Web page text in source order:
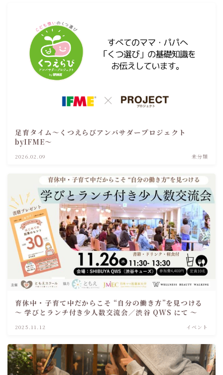
足育タイム～くつえらびアンバサダープロジェクト
byIFME～
2026.02.09 未分類
育休中・子育て中だからこそ “自分の働き方”を見つける
～ 学びとランチ付き少人数交流会／渋谷 QWS にて ～
2025.11.12 イベント